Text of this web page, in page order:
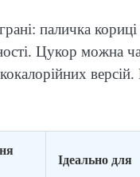
паличка
Цукор можна
Ідеально для